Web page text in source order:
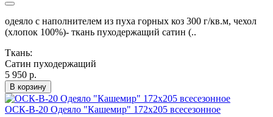
одеяло с наполнителем из пуха горных коз 300 г/кв.м, чехол
(хлопок 100%)- ткань пуходержащий сатин (..
Ткань:
Сатин пуходержащий
5 950 р.
В корзину
ОСК-В-20 Одеяло "Кашемир" 172х205 всесезонное